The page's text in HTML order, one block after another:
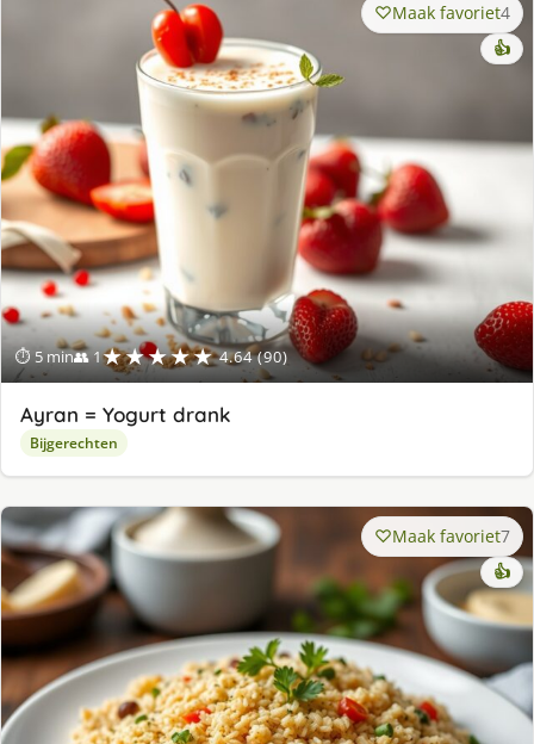
⏱ 5 min👥 1★★★★★ 4.64 (90)
Maak favoriet4
👍
Ayran = Yogurt drank
Bijgerechten
Maak favoriet7
👍